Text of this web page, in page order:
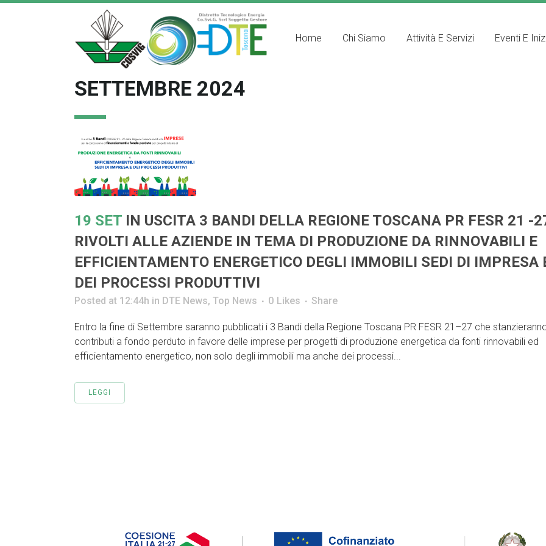
Home Chi Siamo Attività E Servizi Eventi E
SETTEMBRE 2024
19 SET IN USCITA 3 BANDI DELLA REGIONE TOSCANA PR FESR 21 -
RIVOLTI ALLE AZIENDE IN TEMA DI PRODUZIONE DA RINNOVABILI E
EFFICIENTAMENTO ENERGETICO DEGLI IMMOBILI SEDI DI IMPRESA
DEI PROCESSI PRODUTTIVI
Posted at 12:44h in DTE News, Top News 0 Likes Share
Entro la fine di Settembre saranno pubblicati i 3 Bandi della Regione Toscana PR FESR 21–27 che
contributi a fondo perduto in favore delle imprese per progetti di produzione energetica da fonti rinnovabili ed
efficientamento energetico, non solo degli immobili ma anche dei processi...
LEGGI